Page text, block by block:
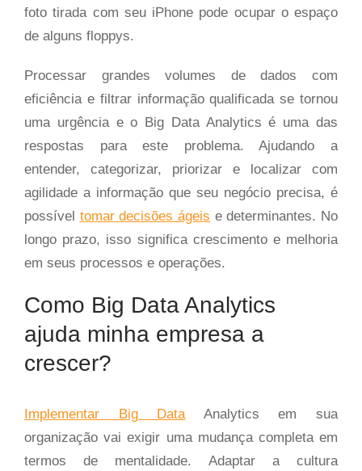
foto tirada com seu iPhone pode ocupar o espaço
de alguns floppys.
Processar grandes volumes de dados com
eficiência e filtrar informação qualificada se tornou
uma urgência e o Big Data Analytics é uma das
respostas para este problema. Ajudando a
entender, categorizar, priorizar e localizar com
agilidade a informação que seu negócio precisa, é
possível tomar decisões ágeis e determinantes. No
longo prazo, isso significa crescimento e melhoria
em seus processos e operações.
Como Big Data Analytics
ajuda minha empresa a
crescer?
Implementar Big DataAnalytics em sua
organização vai exigir uma mudança completa em
termos de mentalidade. Adaptar a cultura